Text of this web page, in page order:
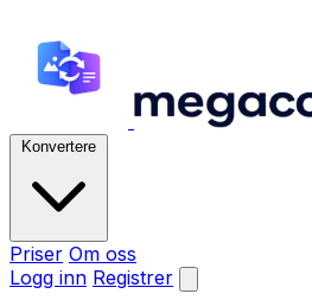
Konvertere
Priser Om oss
Logg inn Registrer